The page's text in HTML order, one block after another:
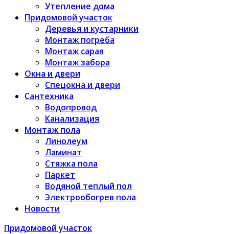
Утепление дома
Придомовой участок
Деревья и кустарники
Монтаж погреба
Монтаж сарая
Монтаж забора
Окна и двери
Спецокна и двери
Сантехника
Водопровод
Канализация
Монтаж пола
Линолеум
Ламинат
Стяжка пола
Паркет
Водяной теплый пол
Электрообогрев пола
Новости
Придомовой участок